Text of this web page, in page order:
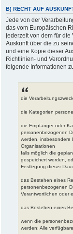
B) RECHT AUF
Jede von der
das vom Europäischen
jederzeit von dem für die
Auskunft über die zu
und eine Kopie dieser
Richtlinien- und
folgende Informationen
die
die Kategorien
die Empfänger oder
personenbezogenen
werden, insbesondere
Organisationen
falls möglich die
gespeichert werden,
Festlegung dieser
das Bestehen eines
personenbezogenen
Verantwortlichen oder
das Bestehen eines
wenn die
werden: Alle